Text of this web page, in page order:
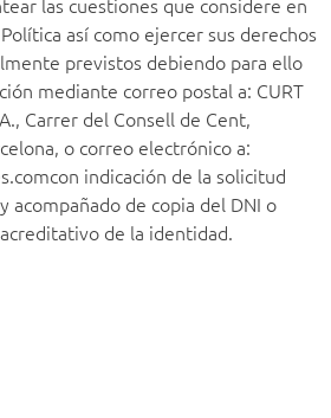
así como ejercer sus derechos
previstos debiendo para ello
mediante correo postal a: CURT
Carrer del Consell de Cent,
o correo electrónico a:
indicación de la solicitud
acompañado de copia del DNI o
de la identidad.